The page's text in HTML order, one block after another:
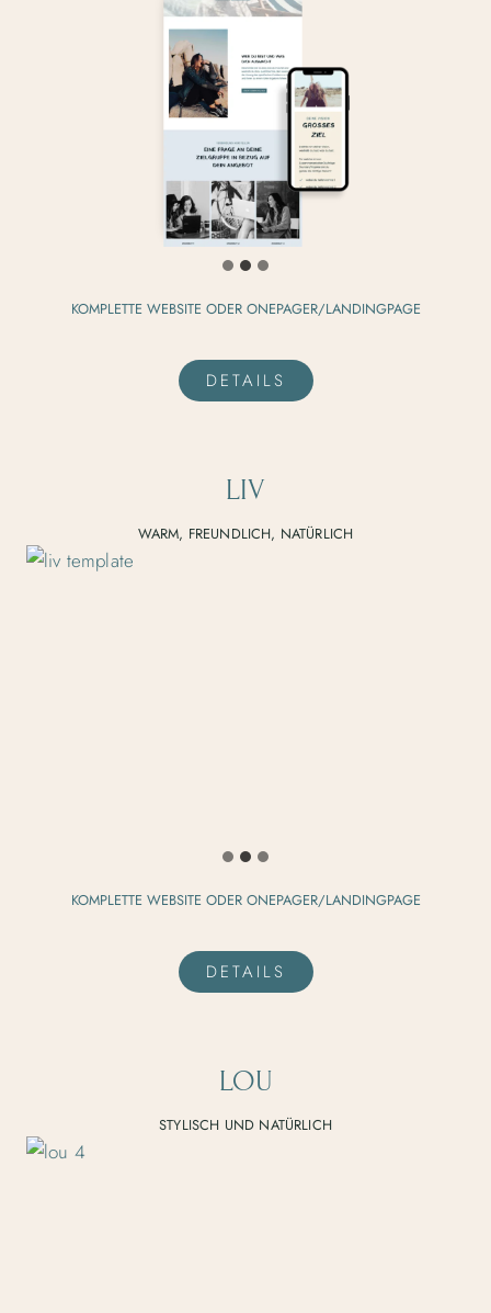
KOMPLETTE WEBSITE ODER ONEPAGER/LANDINGPAGE
DETAILS
LIV
WARM, FREUNDLICH, NATÜRLICH
KOMPLETTE WEBSITE ODER ONEPAGER/LANDINGPAGE
DETAILS
LOU
STYLISCH UND NATÜRLICH